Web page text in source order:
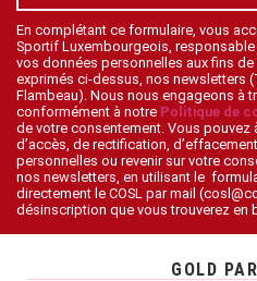
En complétant ce formulaire, vous
Sportif Luxembourgeois,
vos données personnelles aux fins
exprimés ci-dessus, nos newsletters
Flambeau). Nous nous engageons à
conformément à notre Politique de
de votre consentement. Vous
d’accès, de rectification,
personnelles ou revenir sur votre
nos newsletters, en utilisant le
directement le COSL par mail
désinscription que vous trouverez en
GOLD